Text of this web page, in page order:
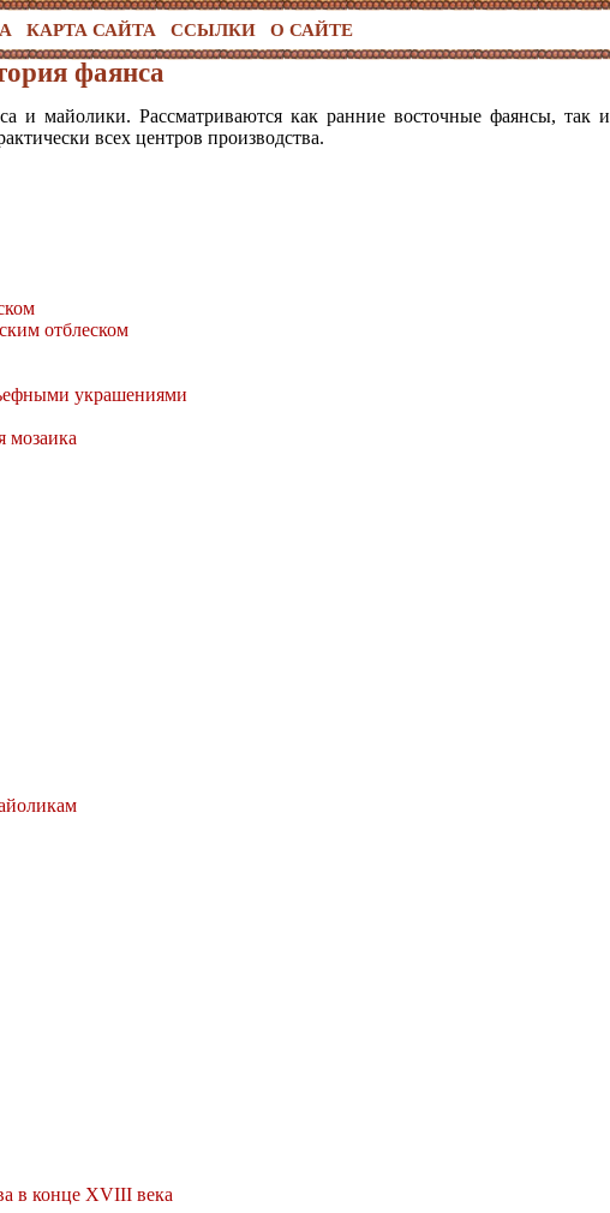
КАРТА САЙТА ССЫЛКИ О САЙТЕ
фаянса
и майолики. Рассматриваются как ранние восточные фаянсы, так и
всех центров производства.
отблеском
украшениями
мозаика
в конце XVIII века